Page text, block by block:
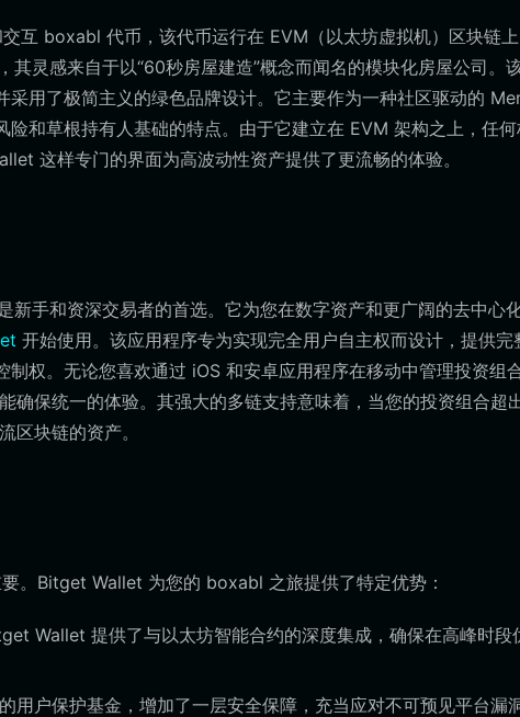
互 boxabl 代币，该代币运行在 EVM（以太坊虚拟机）区块链
灵感来自于以“60秒房屋建造”概念而闻名的模块化房屋公司。
用了极简主义的绿色品牌设计。它主要作为一种社区驱动的
和草根持有人基础的特点。由于它建立在 EVM 架构之上，任
这样专门的界面为高波动性资产提供了更流畅的体验。
手和资深交易者的首选。它为您在数字资产和更广阔的去中心
开始使用。该应用程序专为实现完全用户自主权而设计，提供完
。无论您喜欢通过 iOS 和安卓应用程序在移动中管理投资组
保统一的体验。其强大的多链支持意味着，当您的投资组合超
区块链的资产。
。Bitget Wallet 为您的 boxabl 之旅提供了特定优势：
Wallet 提供了与以太坊智能合约的深度集成，确保在高峰时段
用户保护基金，增加了一层安全保障，充当应对不可预见平台漏